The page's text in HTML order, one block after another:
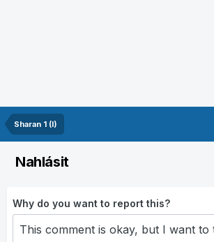
Sharan 1 (I)
Nahlásit
Why do you want to report this?